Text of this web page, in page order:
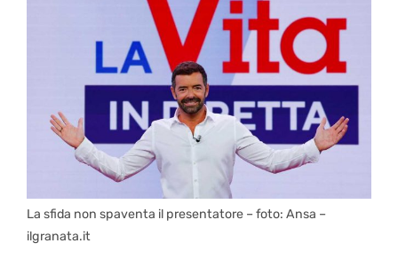
La sfida non spaventa il presentatore – foto: Ansa –
ilgranata.it